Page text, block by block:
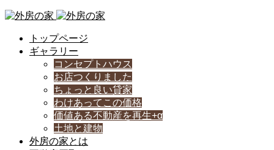
トップページ
ギャラリー
コンセプトハウス
お店つくりました
ちょっと良い貸家
わけあってこの価格
価値ある不動産を再生+α
土地と建物
外房の家とは